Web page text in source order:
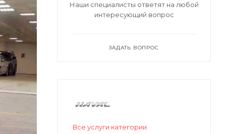
Наши специалисты ответят на любой
интересующий вопрос
ЗАДАТЬ ВОПРОС
Все услуги категории